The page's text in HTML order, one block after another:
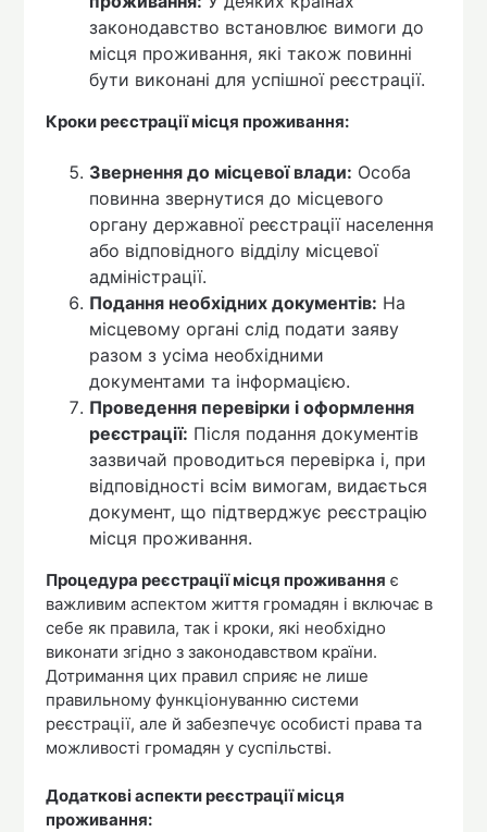
законодавство встановлює вимоги до
місця проживання, які також повинні
бути виконані для успішної реєстрації.
Кроки реєстрації місця проживання:
Звернення до місцевої влади: Особа
повинна звернутися до місцевого
органу державної реєстрації населення
або відповідного відділу місцевої
адміністрації.
Подання необхідних документів: На
місцевому органі слід подати заяву
разом з усіма необхідними
документами та інформацією.
Проведення перевірки і оформлення
реєстрації: Після подання документів
зазвичай проводиться перевірка і, при
відповідності всім вимогам, видається
документ, що підтверджує реєстрацію
місця проживання.
Процедура реєстрації місця проживання є
важливим аспектом життя громадян і включає в
себе як правила, так і кроки, які необхідно
виконати згідно з законодавством країни.
Дотримання цих правил сприяє не лише
правильному функціонуванню системи
реєстрації, але й забезпечує особисті права та
можливості громадян у суспільстві.
Додаткові аспекти реєстрації місця
проживання: